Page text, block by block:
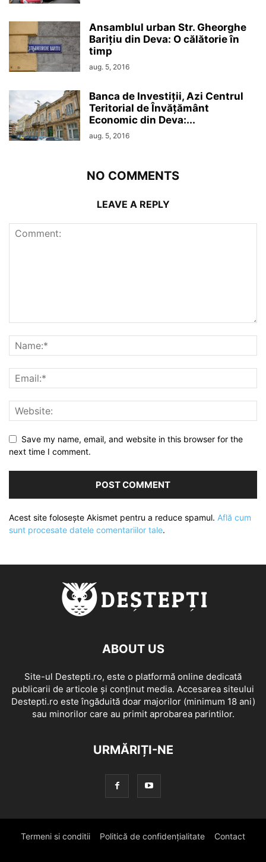
Ansamblul urban Str. Gheorghe
Barițiu din Deva: O călătorie în
timp
aug. 5, 2016
Banca de Investiții, Azi Centrul
Teritorial de Învățământ
Economic din Deva:...
aug. 5, 2016
NO COMMENTS
LEAVE A REPLY
Save my name, email, and website in this browser for the
next time I comment.
Acest site folosește Akismet pentru a reduce spamul. Află cum
sunt procesate datele comentariilor tale.
ABOUT US
Site-ul Destepti.ro, este o platformă online dedicată
publicarii de articole și conținut media. Accesarea siteului
Destepti.ro este îngăduită doar majorilor (minimum 18 ani)
sau minorilor care au primit aprobarea parintilor.
URMĂRIȚI-NE
Termeni si conditii Politică de confidențialitate Contact